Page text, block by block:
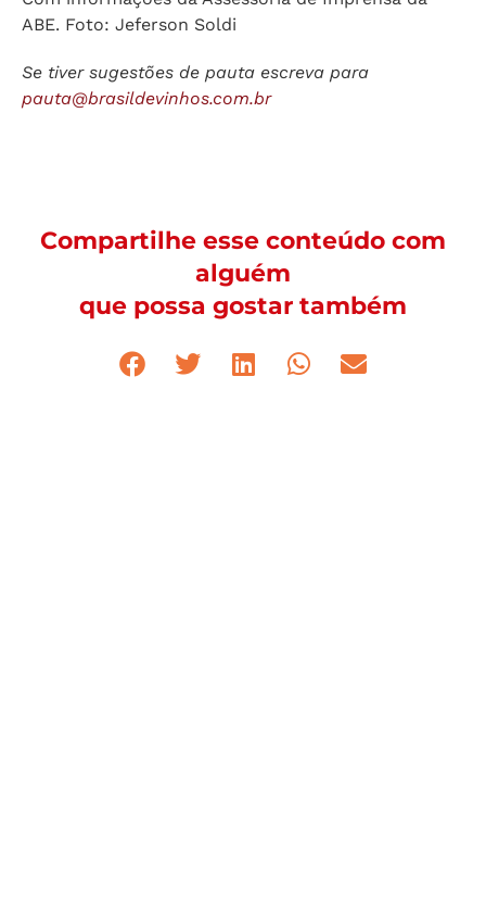
ABE. Foto: Jeferson Soldi
Se tiver sugestões de pauta escreva para
pauta@brasildevinhos.com.br
Compartilhe esse conteúdo com
alguém
que possa gostar também